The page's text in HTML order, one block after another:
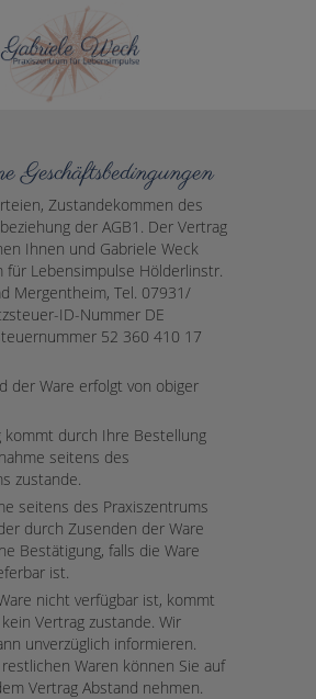
Geschäftsbedingungen
Zustandekommen des
der AGB1. Der Vertrag
Ihnen und Gabriele Weck
für Lebensimpulse Hölderlinstr.
Mergentheim, Tel. 07931/
ID-Nummer DE
52 360 410 17
der Ware erfolgt von obiger
kommt durch Ihre Bestellung
seitens des
zustande.
seitens des Praxiszentrums
durch Zusenden der Ware
Bestätigung, falls die Ware
ist.
nicht verfügbar ist, kommt
Vertrag zustande. Wir
unverzüglich informieren.
Waren können Sie auf
Vertrag Abstand nehmen.